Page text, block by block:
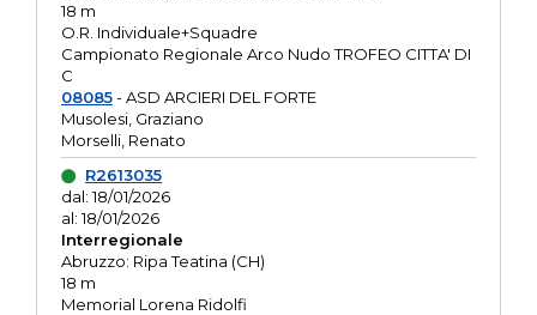
18 m
O.R. Individuale+Squadre
Campionato Regionale Arco Nudo TROFEO CITTA' DI
C
08085- ASD ARCIERI DEL FORTE
Musolesi, Graziano
Morselli, Renato
R2613035
dal: 18/01/2026
al: 18/01/2026
Interregionale
Abruzzo: Ripa Teatina (CH)
18 m
Memorial Lorena Ridolfi